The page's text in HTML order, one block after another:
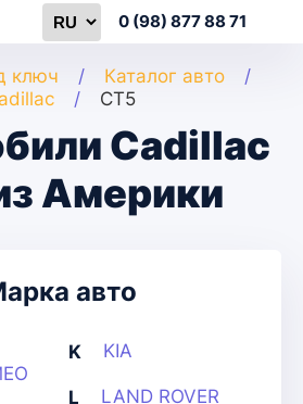
0 (98) 877 88 71
ключ
Каталог авто
CT5
Cadillac
Америки
авто
K KIA
L
LAND ROVER